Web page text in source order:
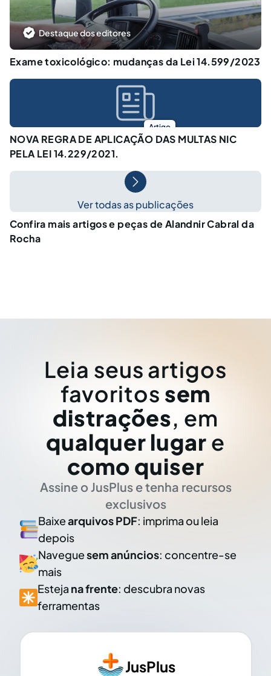
Destaque dos editores
Exame toxicológico: mudanças da Lei 14.599/2023
Artigo
NOVA REGRA DE APLICAÇÃO DAS MULTAS NIC
PELA LEI 14.229/2021.
Ver todas as publicações
Confira mais artigos e peças de Alandnir Cabral da
Rocha
Leia seus artigos
favoritos sem
distrações, em
qualquer lugar e
como quiser
Assine o JusPlus e tenha recursos
exclusivos
Baixearquivos PDF: imprima ou leia
depois
Naveguesem anúncios: concentre-se
mais
Esteja na frente: descubra novas
ferramentas
JusPlus